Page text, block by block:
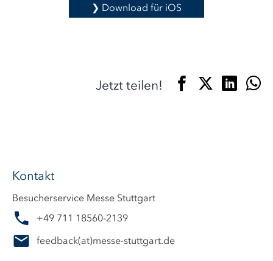
❯ Download für iOS
Jetzt teilen!
Kontakt
Besucherservice Messe Stuttgart
+49 711 18560-2139
feedback(at)messe-stuttgart.de